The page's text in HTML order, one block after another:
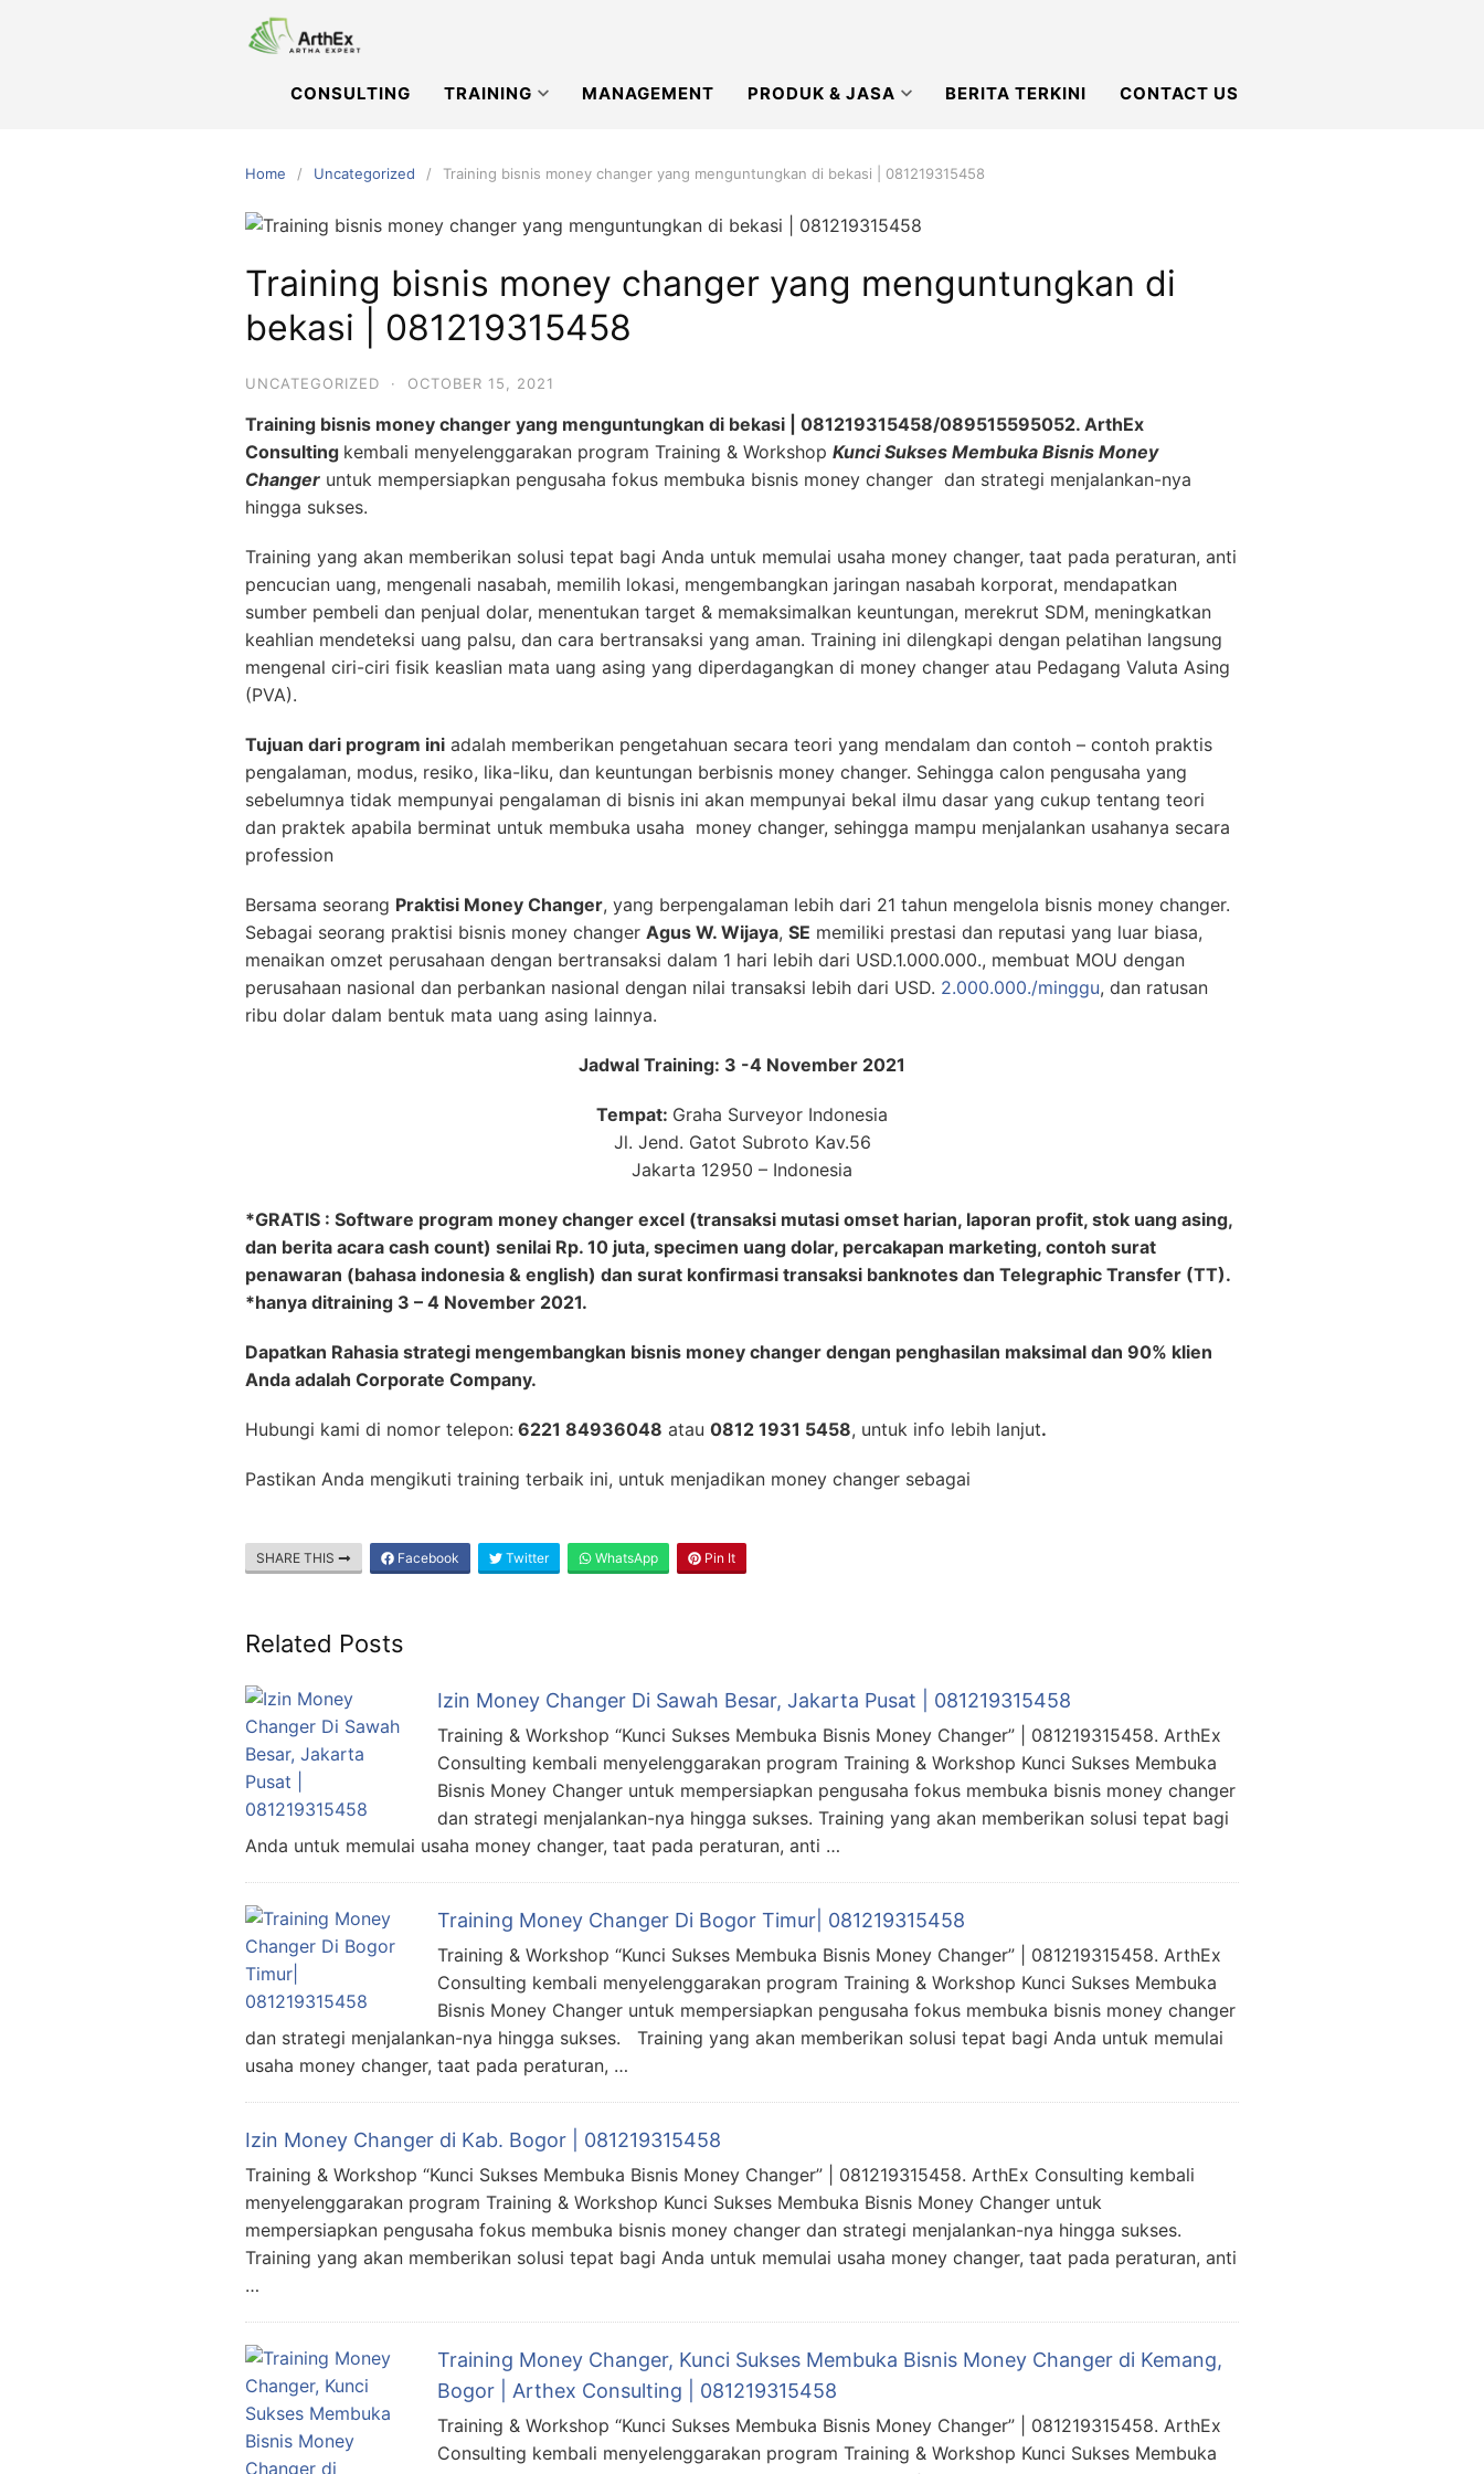
CONSULTING TRAINING MANAGEMENT PRODUK & JASA BERITA TERKINI CONTACT US
Home Uncategorized Training bisnis money changer yang menguntungkan di bekasi | 081219315458
Training bisnis money changer yang menguntungkan di
bekasi | 081219315458
UNCATEGORIZED · OCTOBER 15, 2021
Training bisnis money changer yang menguntungkan di bekasi | 081219315458/089515595052. ArthEx
Consulting kembali menyelenggarakan program Training & Workshop Kunci Sukses Membuka Bisnis Money
Changer untuk mempersiapkan pengusaha fokus membuka bisnis money changer dan strategi menjalankan-nya
hingga sukses.
Training yang akan memberikan solusi tepat bagi Anda untuk memulai usaha money changer, taat pada peraturan, anti
pencucian uang, mengenali nasabah, memilih lokasi, mengembangkan jaringan nasabah korporat, mendapatkan
sumber pembeli dan penjual dolar, menentukan target & memaksimalkan keuntungan, merekrut SDM, meningkatkan
keahlian mendeteksi uang palsu, dan cara bertransaksi yang aman. Training ini dilengkapi dengan pelatihan langsung
mengenal ciri-ciri fisik keaslian mata uang asing yang diperdagangkan di money changer atau Pedagang Valuta Asing
(PVA).
Tujuan dari program ini adalah memberikan pengetahuan secara teori yang mendalam dan contoh – contoh praktis
pengalaman, modus, resiko, lika-liku, dan keuntungan berbisnis money changer. Sehingga calon pengusaha yang
sebelumnya tidak mempunyai pengalaman di bisnis ini akan mempunyai bekal ilmu dasar yang cukup tentang teori
dan praktek apabila berminat untuk membuka usaha money changer, sehingga mampu menjalankan usahanya secara
profession
Bersama seorang Praktisi Money Changer, yang berpengalaman lebih dari 21 tahun mengelola bisnis money changer.
Sebagai seorang praktisi bisnis money changer Agus W. Wijaya, SE memiliki prestasi dan reputasi yang luar biasa,
menaikan omzet perusahaan dengan bertransaksi dalam 1 hari lebih dari USD.1.000.000., membuat MOU dengan
perusahaan nasional dan perbankan nasional dengan nilai transaksi lebih dari USD. 2.000.000./minggu, dan ratusan
ribu dolar dalam bentuk mata uang asing lainnya.
Jadwal Training: 3 -4 November 2021
Tempat: Graha Surveyor Indonesia
Jl. Jend. Gatot Subroto Kav.56
Jakarta 12950 – Indonesia
*GRATIS : Software program money changer excel (transaksi mutasi omset harian, laporan profit, stok uang asing,
dan berita acara cash count) senilai Rp. 10 juta, specimen uang dolar, percakapan marketing, contoh surat
penawaran (bahasa indonesia & english) dan surat konfirmasi transaksi banknotes dan Telegraphic Transfer (TT).
*hanya ditraining 3 – 4 November 2021.
Dapatkan Rahasia strategi mengembangkan bisnis money changer dengan penghasilan maksimal dan 90% klien
Anda adalah Corporate Company.
Hubungi kami di nomor telepon: 6221 84936048 atau 0812 1931 5458, untuk info lebih lanjut.
Pastikan Anda mengikuti training terbaik ini, untuk menjadikan money changer sebagai
SHARE THIS Facebook Twitter WhatsApp Pin It
Related Posts
Izin Money Changer Di Sawah Besar, Jakarta Pusat | 081219315458
Training & Workshop “Kunci Sukses Membuka Bisnis Money Changer” | 081219315458. ArthEx
Consulting kembali menyelenggarakan program Training & Workshop Kunci Sukses Membuka
Bisnis Money Changer untuk mempersiapkan pengusaha fokus membuka bisnis money changer
dan strategi menjalankan-nya hingga sukses. Training yang akan memberikan solusi tepat bagi
Anda untuk memulai usaha money changer, taat pada peraturan, anti …
Training Money Changer Di Bogor Timur| 081219315458
Training & Workshop “Kunci Sukses Membuka Bisnis Money Changer” | 081219315458. ArthEx
Consulting kembali menyelenggarakan program Training & Workshop Kunci Sukses Membuka
Bisnis Money Changer untuk mempersiapkan pengusaha fokus membuka bisnis money changer
dan strategi menjalankan-nya hingga sukses. Training yang akan memberikan solusi tepat bagi Anda untuk memulai
usaha money changer, taat pada peraturan, …
Izin Money Changer di Kab. Bogor | 081219315458
Training & Workshop “Kunci Sukses Membuka Bisnis Money Changer” | 081219315458. ArthEx Consulting kembali
menyelenggarakan program Training & Workshop Kunci Sukses Membuka Bisnis Money Changer untuk
mempersiapkan pengusaha fokus membuka bisnis money changer dan strategi menjalankan-nya hingga sukses.
Training yang akan memberikan solusi tepat bagi Anda untuk memulai usaha money changer, taat pada peraturan, anti
…
Training Money Changer, Kunci Sukses Membuka Bisnis Money Changer di Kemang,
Bogor | Arthex Consulting | 081219315458
Training & Workshop “Kunci Sukses Membuka Bisnis Money Changer” | 081219315458. ArthEx
Consulting kembali menyelenggarakan program Training & Workshop Kunci Sukses Membuka